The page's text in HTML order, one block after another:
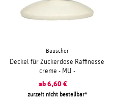
Bauscher
Deckel für Zuckerdose Raffinesse
creme - MU -
ab 6,60 €
zurzeit nicht bestellbar